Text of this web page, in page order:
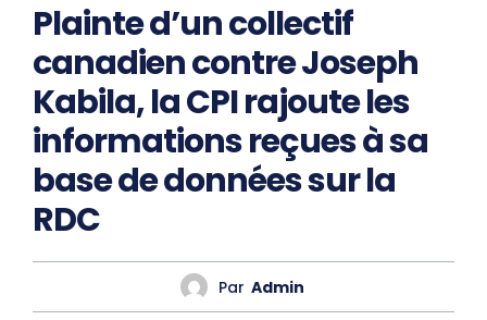
Plainte d’un collectif
canadien contre Joseph
Kabila, la CPI rajoute les
informations reçues à sa
base de données sur la
RDC
Par Admin